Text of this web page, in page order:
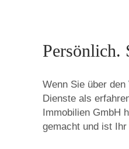
m
m
Persönlich.
Wenn Sie über
Dienste als
Immobilien GmbH
gemacht und ist